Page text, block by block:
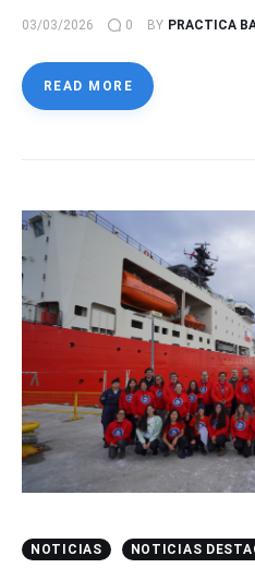
03/03/2026 0 BY PRACTICA
READ MORE
NOTICIAS NOTICIAS